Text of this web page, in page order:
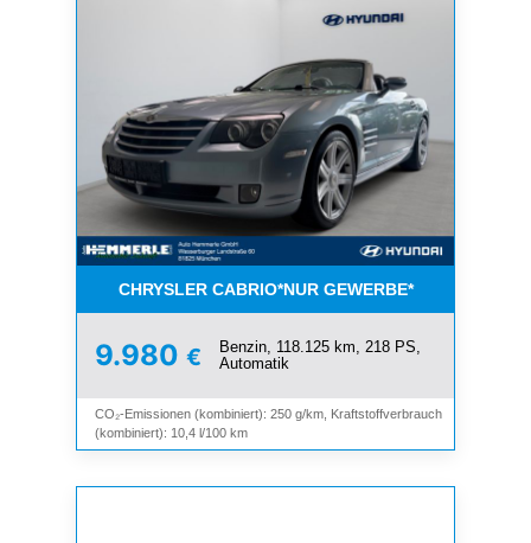
CHRYSLER CABRIO*NUR GEWERBE*
9.980 €
Benzin, 118.125 km, 218 PS,
Automatik
CO₂-Emissionen (kombiniert): 250 g/km, Kraftstoffverbrauch
(kombiniert): 10,4 l/100 km